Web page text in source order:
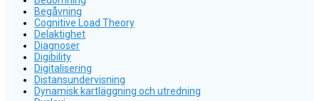
Begåvning
Cognitive Load Theory
Delaktighet
Diagnoser
Digibility
Digitalisering
Distansundervisning
Dynamisk kartläggning och utredning